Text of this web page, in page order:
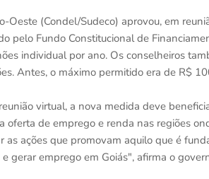
(Condel/Sudeco) aprovou, em
pelo Fundo Constitucional de
individual por ano. Os conselheiros
Antes, o máximo permitido era de R$
virtual, a nova medida deve
oferta de emprego e renda nas regiões
as ações que promovam aquilo que é
gerar emprego em Goiás", afirma o